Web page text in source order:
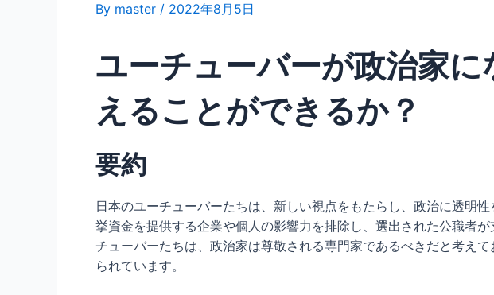
By master / 2022年8月5日
ユーチューバーが政治家
えることができるか？
要約
日本のユーチューバーたちは、新しい視点をもたらし、政治に透明
挙資金を提供する企業や個人の影響力を排除し、選出された公職者
チューバーたちは、政治家は尊敬される専門家であるべきだと考え
られています。